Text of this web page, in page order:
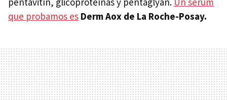
que probamos es Derm Aox de La Roche-Posay.